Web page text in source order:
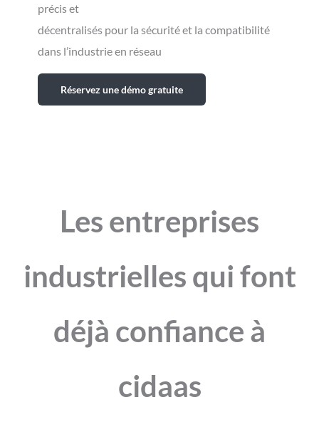
précis et
décentralisés pour la sécurité et la compatibilité
dans l’industrie en réseau
Réservez une démo gratuite
Les entreprises
industrielles qui font
déjà confiance à
cidaas